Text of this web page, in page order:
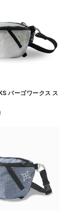
パーゴワークス ス